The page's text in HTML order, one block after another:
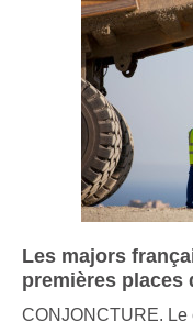
Les majors
premières places
CONJONCTURE. Le